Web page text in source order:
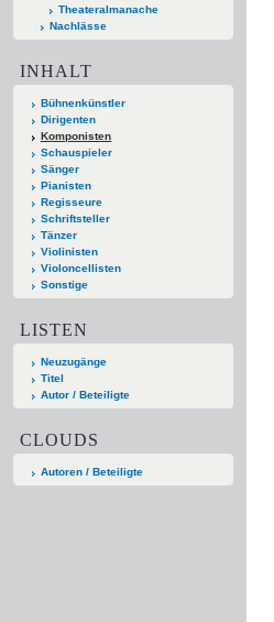
Theateralmanache
Nachlässe
INHALT
Bühnenkünstler
Dirigenten
Komponisten
Schauspieler
Sänger
Pianisten
Regisseure
Schriftsteller
Tänzer
Violinisten
Violoncellisten
Sonstige
LISTEN
Neuzugänge
Titel
Autor / Beteiligte
CLOUDS
Autoren / Beteiligte